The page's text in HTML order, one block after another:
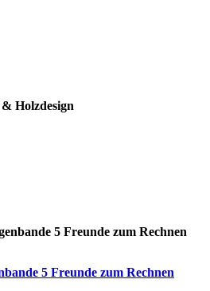
Holzdesign
5 Freunde zum Rechnen